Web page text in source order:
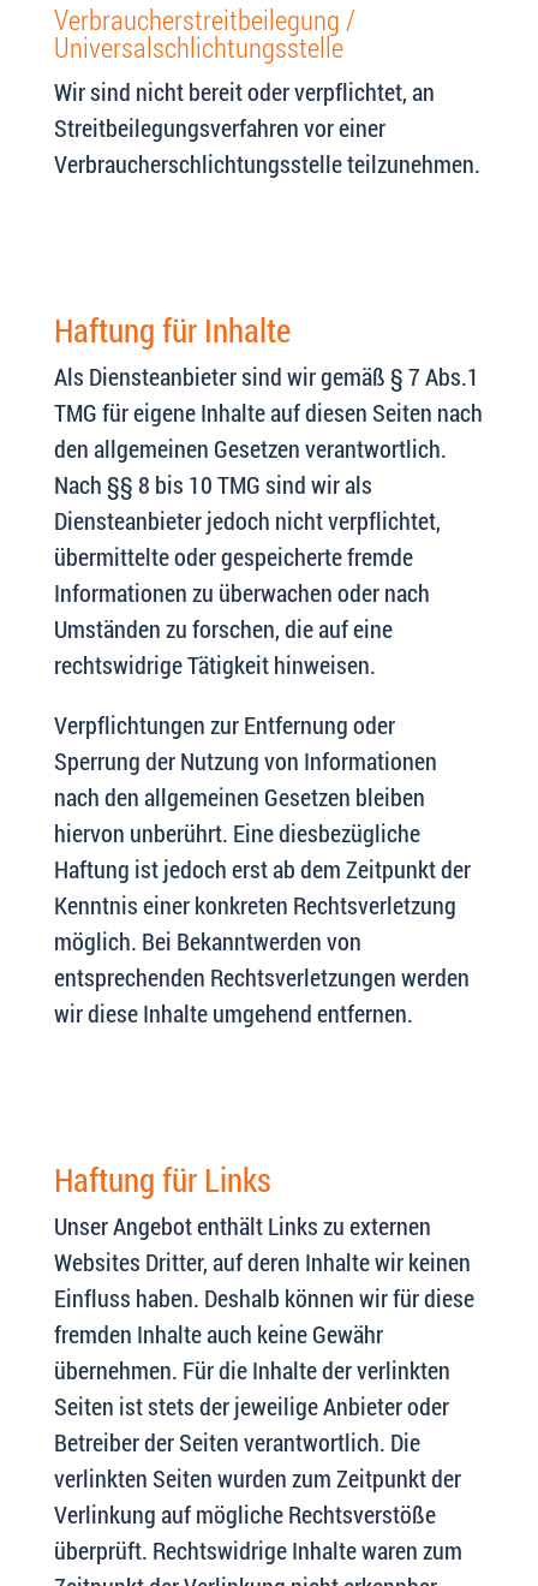
Verbraucherstreitbeilegung /
Universalschlichtungsstelle
Wir sind nicht bereit oder verpflichtet, an
Streitbeilegungsverfahren vor einer
Verbraucherschlichtungsstelle teilzunehmen.
Haftung für Inhalte
Als Diensteanbieter sind wir gemäß § 7 Abs.1
TMG für eigene Inhalte auf diesen Seiten nach
den allgemeinen Gesetzen verantwortlich.
Nach §§ 8 bis 10 TMG sind wir als
Diensteanbieter jedoch nicht verpflichtet,
übermittelte oder gespeicherte fremde
Informationen zu überwachen oder nach
Umständen zu forschen, die auf eine
rechtswidrige Tätigkeit hinweisen.
Verpflichtungen zur Entfernung oder
Sperrung der Nutzung von Informationen
nach den allgemeinen Gesetzen bleiben
hiervon unberührt. Eine diesbezügliche
Haftung ist jedoch erst ab dem Zeitpunkt der
Kenntnis einer konkreten Rechtsverletzung
möglich. Bei Bekanntwerden von
entsprechenden Rechtsverletzungen werden
wir diese Inhalte umgehend entfernen.
Haftung für Links
Unser Angebot enthält Links zu externen
Websites Dritter, auf deren Inhalte wir keinen
Einfluss haben. Deshalb können wir für diese
fremden Inhalte auch keine Gewähr
übernehmen. Für die Inhalte der verlinkten
Seiten ist stets der jeweilige Anbieter oder
Betreiber der Seiten verantwortlich. Die
verlinkten Seiten wurden zum Zeitpunkt der
Verlinkung auf mögliche Rechtsverstöße
überprüft. Rechtswidrige Inhalte waren zum